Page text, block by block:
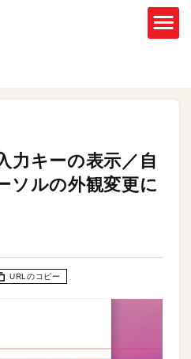
力キーの表示／自
ソルの外観変更に
URLのコピー